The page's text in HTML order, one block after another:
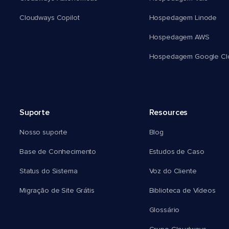
Cloudways Copilot Hospedagem Linode
Hospedagem AWS
Hospedagem Google
Suporte
Nosso suporte
Base de Conhecimento
Status do Sistema
Migração de Site Grátis
Resources
Blog
Estudos de Caso
Voz do Cliente
Biblioteca de Vídeos
Glossário